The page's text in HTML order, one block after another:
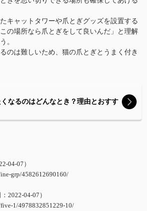
キャットタワーや爪とぎグッズを設置する
の場所なら爪とぎをして良いんだ」と理解
。
のは難しいため、猫の爪とぎとうまく付き
くなるのはどんなとき？理由とおすす
04-07）
grp/4582612690160/
2022-04-07）
1/4978832851229-10/